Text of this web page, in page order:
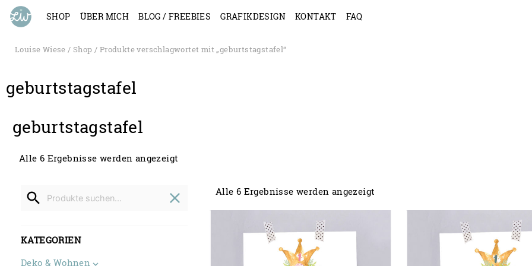
SHOP ÜBER MICH BLOG / FREEBIES GRAFIKDESIGN KONTAKT FAQ
Louise Wiese / Shop / Produkte verschlagwortet mit „geburtstagstafel“
geburtstagstafel
geburtstagstafel
Alle 6 Ergebnisse werden angezeigt
forsearch close
KATEGORIEN
Deko & Wohnen
Alle 6 Ergebnisse werden angezeigt